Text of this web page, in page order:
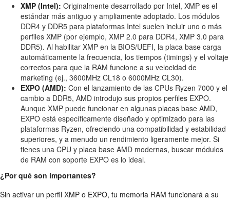
XMP (Intel): Originalmente desarrollado por Intel, XMP es el
estándar más antiguo y ampliamente adoptado. Los módulos
DDR4 y DDR5 para plataformas Intel suelen incluir uno o más
perfiles XMP (por ejemplo, XMP 2.0 para DDR4, XMP 3.0 para
DDR5). Al habilitar XMP en la BIOS/UEFI, la placa base carga
automáticamente la frecuencia, los tiempos (timings) y el voltaje
correctos para que la RAM funcione a su velocidad de
marketing (ej., 3600MHz CL18 o 6000MHz CL30).
EXPO (AMD): Con el lanzamiento de las CPUs Ryzen 7000 y el
cambio a DDR5, AMD introdujo sus propios perfiles EXPO.
Aunque XMP puede funcionar en algunas placas base AMD,
EXPO está específicamente diseñado y optimizado para las
plataformas Ryzen, ofreciendo una compatibilidad y estabilidad
superiores, y a menudo un rendimiento ligeramente mejor. Si
tienes una CPU y placa base AMD modernas, buscar módulos
de RAM con soporte EXPO es lo ideal.
¿Por qué son importantes?
Sin activar un perfil XMP o EXPO, tu memoria RAM funcionará a su